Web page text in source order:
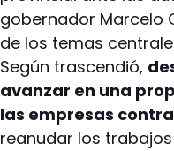
gobernador Marcelo
de los temas
Según trascendió,
avanzar en una
las empresas
reanudar los